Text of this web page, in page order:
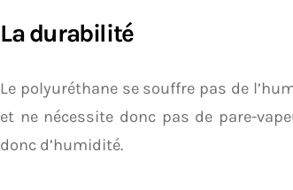
La durabilité
Le polyuréthane se souffre pas de
et ne nécessite donc pas de pare-
donc d’humidité.